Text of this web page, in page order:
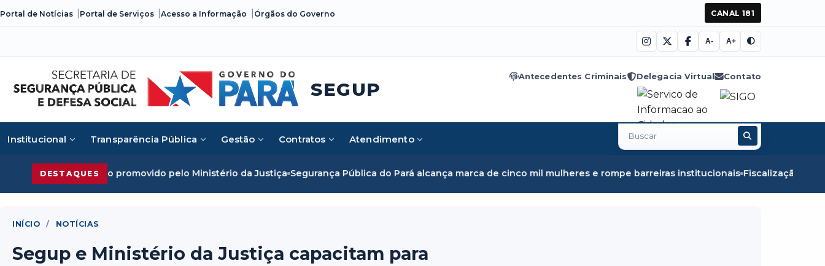
Portal de Notícias Portal de Serviços Acesso a Informação Órgãos do Governo CANAL 181
A- A+
SEGUP
Antecedentes Criminais Delegacia Virtual Contato
Institucional Transparência Pública Gestão Contratos Atendimento
Buscar
no
DESTAQUES
promovido pelo Ministério da Justiça Segurança Pública do Pará alcança marca de cinco mil mulheres e rompe barreiras institucionais Fiscalização em Óbidos apreende
INÍCIO / NOTÍCIAS
Segup e Ministério da Justiça capacitam para